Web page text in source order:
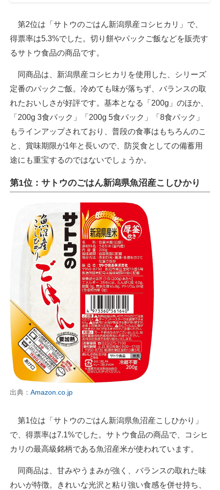
第2位は「サトウのごはん新潟県産コシヒカリ」で、
得票率は5.3%でした。切り餅やパックご飯などを販売す
るサトウ食品の商品です。
同商品は、新潟県産コシヒカリを使用した、シリーズ
定番のパックご飯。冷めても味が落ちず、バランスの取
れたおいしさが好評です。基本となる「200g」のほか、
「200g 3食パック」「200g 5食パック」「8食パック」
もラインアップされており、普段の食事はもちろんのこ
と、賞味期限が1年と長いので、防災食としての備蓄用
途にも重宝するのではないでしょうか。
第1位：サトウのごはん新潟県魚沼産こしひかり
出典： Amazon.co.jp
第1位は「サトウのごはん新潟県魚沼産こしひかり」
で、得票率は7.1%でした。サトウ食品の商品で、コシヒ
カリの最高級銘柄である魚沼産米が使われています。
同商品は、甘みやうまみが強く、バランスの取れた味
わいが特徴。きれいな光沢と粘り強い食感を併せ持ち、